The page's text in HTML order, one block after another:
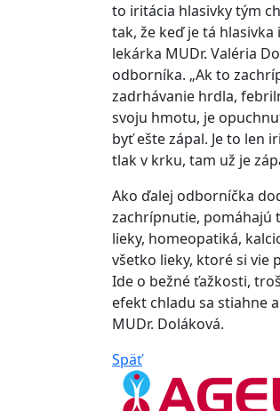
to iritácia hlasivky tým
tak, že keď je tá
lekárka MUDr. Valéria
odborníka. „Ak to
zadrhávanie hrdla,
svoju hmotu, je
byť ešte zápal. Je to len
tlak v krku, tam už je
Ako ďalej odborníčka
zachrípnutie, pomáhajú
lieky, homeopatiká,
všetko lieky, ktoré si vie
Ide o bežné ťažkosti,
efekt chladu sa stiahne
MUDr. Doláková.
Späť